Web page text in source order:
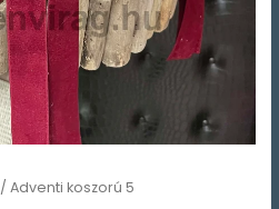
/ Adventi koszorú 5